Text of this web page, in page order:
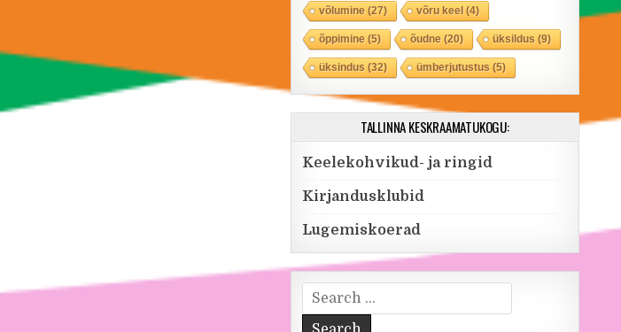
võlumine(27) võru keel(4)
õppimine(5) õudne(20) üksildus(9)
üksindus(32) ümberjutustus(5)
TALLINNA KESKRAAMATUKOGU:
Keelekohvikud- ja ringid
Kirjandusklubid
Lugemiskoerad
Search for: